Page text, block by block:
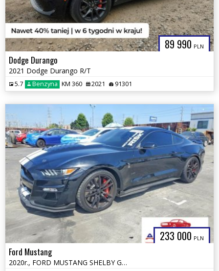
89 990 PLN
Dodge Durango
2021 Dodge Durango R/T
5.7 Benzyna KM 360 2021 91301
233 000 PLN
Ford Mustang
2020r., FORD MUSTANG SHELBY GT500, 5.2L, od ubezpieczalni